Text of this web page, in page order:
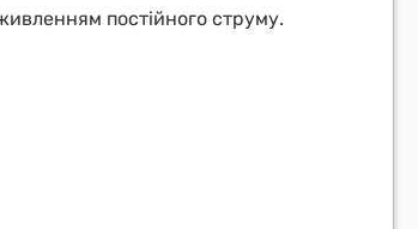
постійного струму.